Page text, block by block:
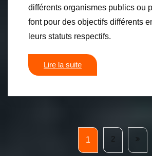
différents organismes publics ou
font pour des objectifs différents
leurs statuts respectifs.
Lire la suite
1 2